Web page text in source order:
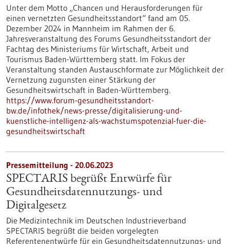
Unter dem Motto „Chancen und Herausforderungen für
einen vernetzten Gesundheitsstandort“ fand am 05.
Dezember 2024 in Mannheim im Rahmen der 6.
Jahresveranstaltung des Forums Gesundheitsstandort der
Fachtag des Ministeriums für Wirtschaft, Arbeit und
Tourismus Baden-Württemberg statt. Im Fokus der
Veranstaltung standen Austauschformate zur Möglichkeit der
Vernetzung zugunsten einer Stärkung der
Gesundheitswirtschaft in Baden-Württemberg.
https://www.forum-gesundheitsstandort-
bw.de/infothek/news-presse/digitalisierung-und-
kuenstliche-intelligenz-als-wachstumspotenzial-fuer-die-
gesundheitswirtschaft
Pressemitteilung - 20.06.2023
SPECTARIS begrüßt Entwürfe für
Gesundheitsdatennutzungs- und
Digitalgesetz
Die Medizintechnik im Deutschen Industrieverband
SPECTARIS begrüßt die beiden vorgelegten
Referentenentwürfe für ein Gesundheitsdatennutzungs- und